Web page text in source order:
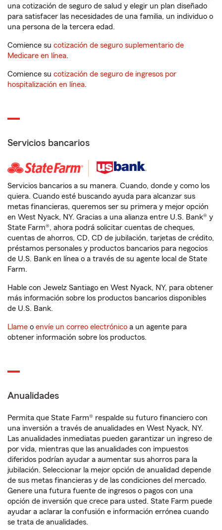
una cotización de seguro de salud y elegir un plan diseñado
para satisfacer las necesidades de una familia, un individuo o
una persona de la tercera edad.
Comience su cotización de seguro suplementario de
Medicare en línea.
Comience su cotización de seguro de ingresos por
hospitalización en línea.
Servicios bancarios
Servicios bancarios a su manera. Cuando, donde y como los
quiera. Cuando esté buscando ayuda para alcanzar sus
metas financieras, queremos ser su primera y mejor opción
en West Nyack, NY. Gracias a una alianza entre U.S. Bank® y
State Farm®, ahora podrá solicitar cuentas de cheques,
cuentas de ahorros, CD, CD de jubilación, tarjetas de crédito,
préstamos personales y productos bancarios para negocios
de U.S. Bank en línea o a través de su agente local de State
Farm.
Hable con Jewelz Santiago en West Nyack, NY, para obtener
más información sobre los productos bancarios disponibles
de U.S. Bank.
Llame o envíe un correo electrónico a un agente para
obtener información sobre los productos.
Anualidades
Permita que State Farm® respalde su futuro financiero con
una inversión a través de anualidades en West Nyack, NY.
Las anualidades inmediatas pueden garantizar un ingreso de
por vida, mientras que las anualidades con impuestos
diferidos podrían ayudar a aumentar sus ahorros para la
jubilación. Seleccionar la mejor opción de anualidad depende
de sus metas financieras y de las condiciones del mercado.
Genere una futura fuente de ingresos o pagos con una
opción de inversión que crece para usted. State Farm puede
ayudar a aclarar la confusión e información errónea cuando
se trata de anualidades.